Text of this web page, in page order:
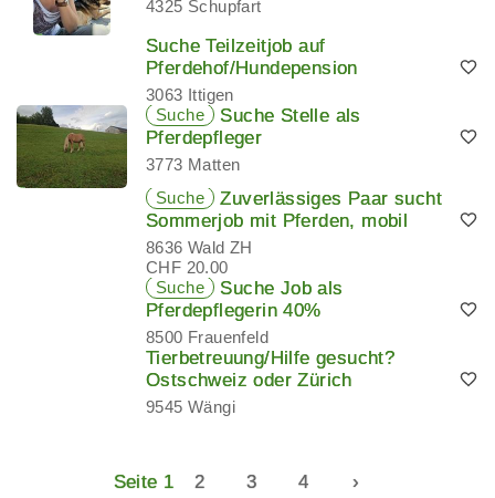
4325 Schupfart
Suche Teilzeitjob auf
Pferdehof/Hundepension
3063 Ittigen
Suche
Suche Stelle als
Pferdepfleger
3773 Matten
Suche
Zuverlässiges Paar sucht
Sommerjob mit Pferden, mobil
8636 Wald ZH
CHF 20.00
Suche
Suche Job als
Pferdepflegerin 40%
8500 Frauenfeld
Tierbetreuung/Hilfe gesucht?
Ostschweiz oder Zürich
9545 Wängi
Seite 1 2 3 4 ›